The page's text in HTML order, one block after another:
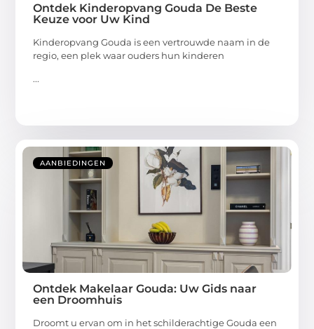
Ontdek Kinderopvang Gouda De Beste
Keuze voor Uw Kind
Kinderopvang Gouda is een vertrouwde naam in de
regio, een plek waar ouders hun kinderen
...
AANBIEDINGEN
Ontdek Makelaar Gouda: Uw Gids naar
een Droomhuis
Droomt u ervan om in het schilderachtige Gouda een